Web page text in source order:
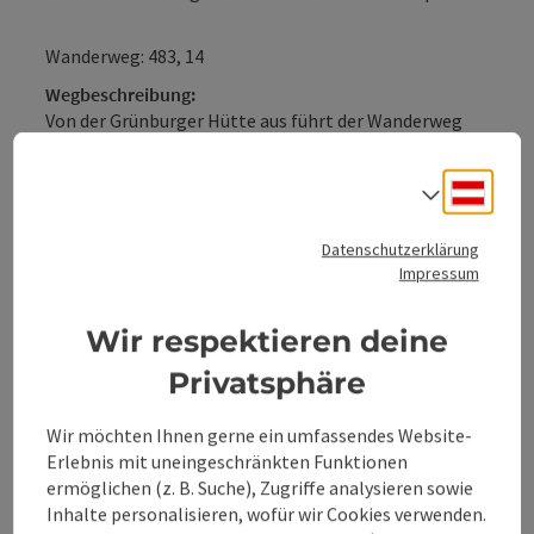
Wanderweg: 483, 14
Wegbeschreibung:
Von der Grünburger Hütte aus führt der Wanderweg
Brettmaisalm und den Pfaffenboden zum Mandlmais.
des Grates mit herrlichem Ausblick in den Dorngraben
und ins Steyrtal gelangt man zu den beiden Gipfeln -
Beschreibung vollständig anzeigen
Tour und Routeninformationen
Datenschutzerklärung
Impressum
Wir respektieren deine
Privatsphäre
Wir möchten Ihnen gerne ein umfassendes Website-
Erlebnis mit uneingeschränkten Funktionen
ermöglichen (z. B. Suche), Zugriffe analysieren sowie
Inhalte personalisieren, wofür wir Cookies verwenden.